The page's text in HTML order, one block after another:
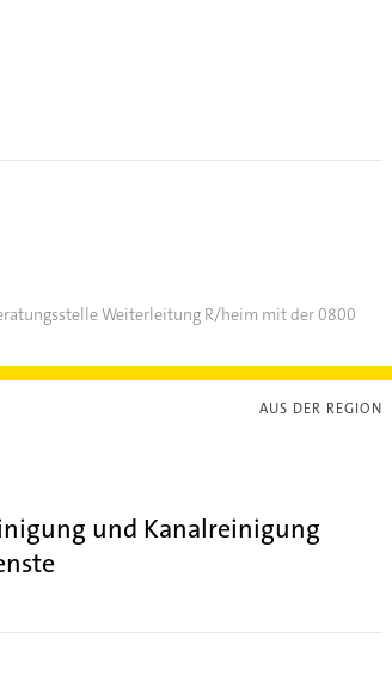
Weiterleitung R/heim mit der 0800
AUS DER REGION
und Kanalreinigung